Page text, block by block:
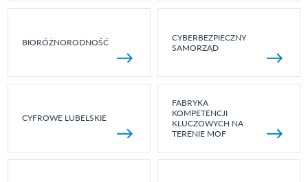
BIORÓŻNORODNOŚĆ
CYBERBEZPIECZNY
SAMORZĄD
CYFROWE LUBELSKIE
FABRYKA
KOMPETENCJI
KLUCZOWYCH NA
TERENIE MOF